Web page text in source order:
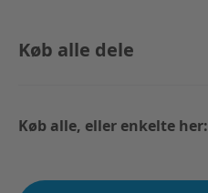
Køb alle dele
Køb alle, eller enkelte her: